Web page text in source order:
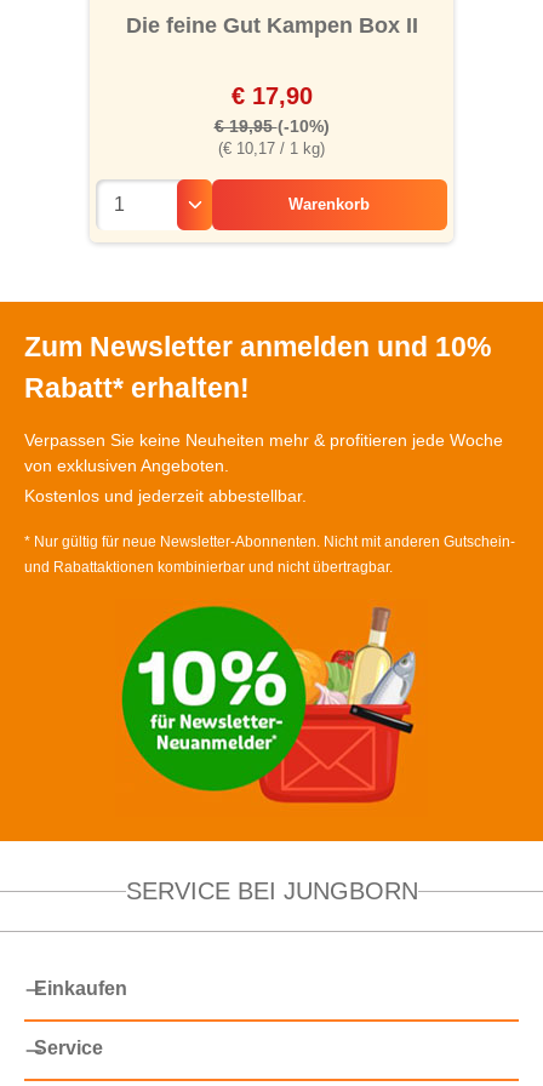
Die feine Gut Kampen Box II
(€ 10,17 / 1 kg)
€ 17,90
€ 19,95(-10%)
Warenkorb
Zum Newsletter anmelden und 10%
Rabatt* erhalten!
Verpassen Sie keine Neuheiten mehr & profitieren jede Woche
von exklusiven Angeboten.
Kostenlos und jederzeit abbestellbar.
* Nur gültig für neue Newsletter-Abonnenten. Nicht mit anderen Gutschein-
und Rabattaktionen kombinierbar und nicht übertragbar.
SERVICE BEI JUNGBORN
Einkaufen
Service